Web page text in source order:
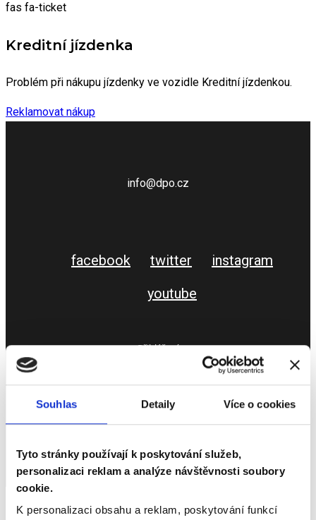
Souhlas Detaily Více o cookies
Tyto stránky používají k poskytování služeb,
personalizaci reklam a analýze návštěvnosti soubory
cookie.
K personalizaci obsahu a reklam, poskytování funkcí
fas fa-ticket
Kreditní jízdenka
Problém při nákupu jízdenky ve vozidle Kreditní jízdenkou.
Reklamovat nákup
info@dpo.cz
facebook twitter
instagram
youtube
Přihlášení
Poděbradova 494/2
702 00 Ostrava
© 2026 • Dopravní podnik Ostrava a.s.
Hledat